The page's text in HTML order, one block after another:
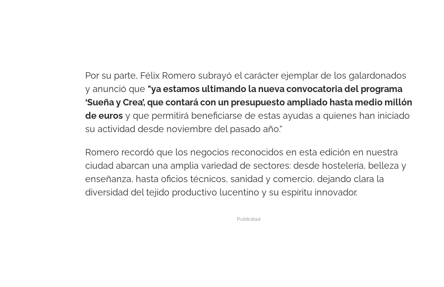
Por su parte, Félix Romero subrayó el carácter ejemplar de los galardonados
y anunció que "ya estamos ultimando la nueva convocatoria del programa
‘Sueña y Crea’, que contará con un presupuesto ampliado hasta medio millón
de euros y que permitirá beneficiarse de estas ayudas a quienes han iniciado
su actividad desde noviembre del pasado año.”
Romero recordó que los negocios reconocidos en esta edición en nuestra
ciudad abarcan una amplia variedad de sectores: desde hostelería, belleza y
enseñanza, hasta oficios técnicos, sanidad y comercio, dejando clara la
diversidad del tejido productivo lucentino y su espíritu innovador.